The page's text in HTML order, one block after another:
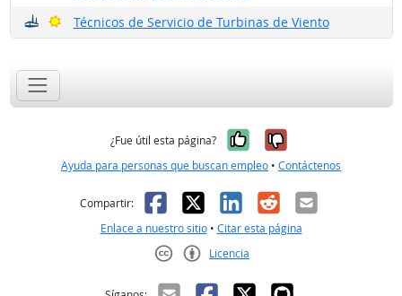
Técnicos de Servicio de Turbinas de Viento
¿Dónde trabajan?
Buenas perspectivas
¿Fue útil esta página? Sí, fue útil
No, no fue
Ayuda para personas que buscan empleo • Contáctenos
Compartir: Facebook
X LinkedIn
RedditCorreo
Enlace a nuestro sitio• Citar esta página
Licencia